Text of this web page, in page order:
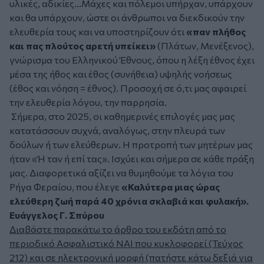
υλικές, αδικίες...Μάχες και πόλεμοι υπήρχαν, υπάρχουν
και θα υπάρχουν, ώστε οι άνθρωποι να διεκδικούν την
ελευθερία τους και να υποστηρίζουν ότι «παν πλήθος
και πας πλούτος αρετή υπείκει» (Πλάτων, Μενέξενος),
γνώρισμα του Ελληνικού Έθνους, όπου η λέξη έθνος έχει
μέσα της ήθος και έθος (συνήθεια) υψηλής νοήσεως
(έθος και νόηση = έθνος). Προσοχή σε ό,τι μας αφαιρεί
την ελευθερία λόγου, την παρρησία.
Σήμερα, στο 2025, οι καθημερινές επιλογές μας μας
κατατάσσουν συχνά, αναλόγως, στην πλευρά των
δούλων ή των ελεύθερων. Η προτροπή των μητέρων μας
ήταν «Ή ταν ή επί τας». Ισχύει και σήμερα σε κάθε πράξη
μας. Διαφορετικά αξίζει να θυμηθούμε τα λόγια του
Ρήγα Φεραίου, που έλεγε «Καλύτερα μιας ώρας
ελεύθερη ζωή παρά 40 χρόνια σκλαβιά και φυλακή».
Ευάγγελος Γ. Σπύρου
Διαβάστε παρακάτω το άρθρο του εκδότη από το
περιοδικό Ασφαλιστικό ΝΑΙ που κυκλοφορεί (Τεύχος
212) και σε ηλεκτρονική μορφή (πατήστε κάτω δεξιά για